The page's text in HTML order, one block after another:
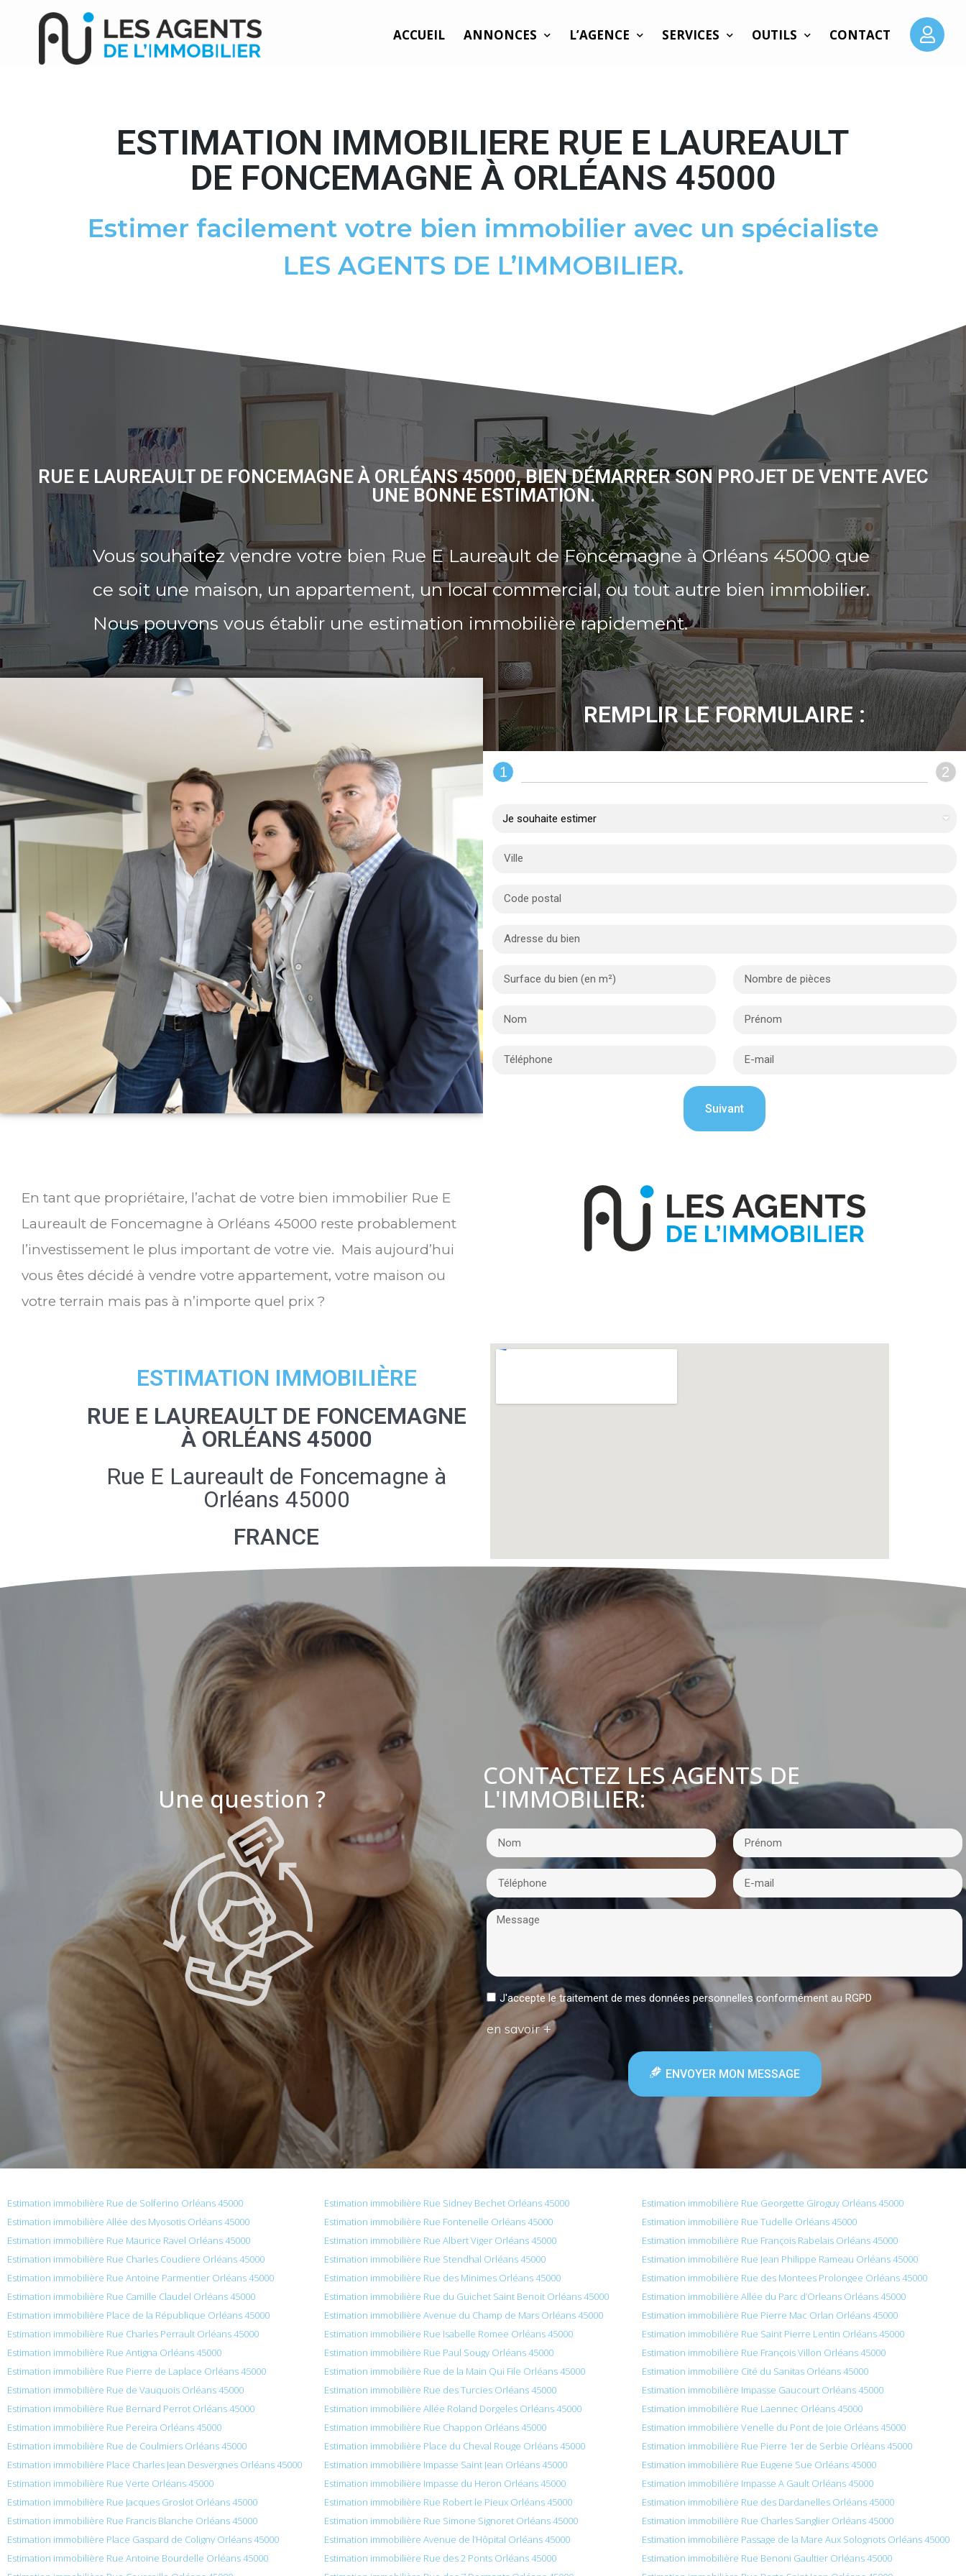
ACCUEIL ANNONCES L’AGENCE SERVICES OUTILS CONTACT
ESTIMATION IMMOBILIERE RUE E LAUREAULT
DE FONCEMAGNE À ORLÉANS 45000
Estimer facilement votre bien immobilier avec un spécialiste
LES AGENTS DE L’IMMOBILIER.
RUE E LAUREAULT DE FONCEMAGNE À ORLÉANS 45000, BIEN DÉMARRER SON PROJET DE VENTE AVEC
UNE BONNE ESTIMATION.
Vous souhaitez vendre votre bien Rue E Laureault de Foncemagne à Orléans 45000 que
ce soit une maison, un appartement, un local commercial, ou tout autre bien immobilier.
Nous pouvons vous établir une estimation immobilière rapidement.
REMPLIR LE FORMULAIRE :
1 2
En tant que propriétaire, l’achat de votre bien immobilier Rue E
Laureault de Foncemagne à Orléans 45000 reste probablement
l’investissement le plus important de votre vie. Mais aujourd’hui
vous êtes décidé à vendre votre appartement, votre maison ou
votre terrain mais pas à n’importe quel prix ?
ESTIMATION IMMOBILIÈRE
RUE E LAUREAULT DE FONCEMAGNE
À ORLÉANS 45000
Rue E Laureault de Foncemagne à
Orléans 45000
FRANCE
Une question ?
CONTACTEZ LES AGENTS DE
L'IMMOBILIER:
J'accepte le traitement de mes données personnelles conformément au RGPD
en savoir +
ENVOYER MON MESSAGE
Estimation immobilière Rue de Solferino Orléans 45000 Estimation immobilière Rue Sidney Bechet Orléans 45000
Estimation immobilière Rue Georgette Giroguy Orléans 45000
Estimation immobilière Allée des Myosotis Orléans 45000
Estimation immobilière Rue Fontenelle Orléans 45000
Estimation immobilière Rue Tudelle Orléans 45000
Estimation immobilière Rue Maurice Ravel Orléans 45000
Estimation immobilière Rue Albert Viger Orléans 45000
Estimation immobilière Rue François Rabelais Orléans 45000
Estimation immobilière Rue Charles Coudiere Orléans 45000
Estimation immobilière Rue Stendhal Orléans 45000
Estimation immobilière Rue Jean Philippe Rameau Orléans 45000
Estimation immobilière Rue Antoine Parmentier Orléans 45000
Estimation immobilière Rue des Minimes Orléans 45000
Estimation immobilière Rue des Montees Prolongee Orléans 45000
Estimation immobilière Rue Camille Claudel Orléans 45000
Estimation immobilière Rue du Guichet Saint Benoit Orléans 45000
Estimation immobilière Allée du Parc d’Orleans Orléans 45000
Estimation immobilière Place de la République Orléans 45000
Estimation immobilière Avenue du Champ de Mars Orléans 45000
Estimation immobilière Rue Pierre Mac Orlan Orléans 45000
Estimation immobilière Rue Charles Perrault Orléans 45000
Estimation immobilière Rue Isabelle Romee Orléans 45000
Estimation immobilière Rue Saint Pierre Lentin Orléans 45000
Estimation immobilière Rue Antigna Orléans 45000
Estimation immobilière Rue Paul Sougy Orléans 45000
Estimation immobilière Rue François Villon Orléans 45000
Estimation immobilière Rue Pierre de Laplace Orléans 45000
Estimation immobilière Rue de la Main Qui File Orléans 45000
Estimation immobilière Cité du Sanitas Orléans 45000
Estimation immobilière Rue de Vauquois Orléans 45000
Estimation immobilière Rue des Turcies Orléans 45000
Estimation immobilière Impasse Gaucourt Orléans 45000
Estimation immobilière Rue Bernard Perrot Orléans 45000
Estimation immobilière Allée Roland Dorgeles Orléans 45000
Estimation immobilière Rue Laennec Orléans 45000
Estimation immobilière Rue Pereira Orléans 45000
Estimation immobilière Rue Chappon Orléans 45000
Estimation immobilière Venelle du Pont de Joie Orléans 45000
Estimation immobilière Rue de Coulmiers Orléans 45000
Estimation immobilière Place du Cheval Rouge Orléans 45000
Estimation immobilière Rue Pierre 1er de Serbie Orléans 45000
Estimation immobilière Place Charles Jean Desvergnes Orléans 45000
Estimation immobilière Impasse Saint Jean Orléans 45000
Estimation immobilière Rue Eugene Sue Orléans 45000
Estimation immobilière Rue Verte Orléans 45000
Estimation immobilière Impasse du Heron Orléans 45000
Estimation immobilière Impasse A Gault Orléans 45000
Estimation immobilière Rue Jacques Groslot Orléans 45000
Estimation immobilière Rue Robert le Pieux Orléans 45000
Estimation immobilière Rue des Dardanelles Orléans 45000
Estimation immobilière Rue Francis Blanche Orléans 45000
Estimation immobilière Rue Simone Signoret Orléans 45000
Estimation immobilière Rue Charles Sanglier Orléans 45000
Estimation immobilière Place Gaspard de Coligny Orléans 45000
Estimation immobilière Avenue de l’Hôpital Orléans 45000
Estimation immobilière Passage de la Mare Aux Solognots Orléans 45000
Estimation immobilière Rue Antoine Bourdelle Orléans 45000
Estimation immobilière Rue des 2 Ponts Orléans 45000
Estimation immobilière Rue Benoni Gaultier Orléans 45000